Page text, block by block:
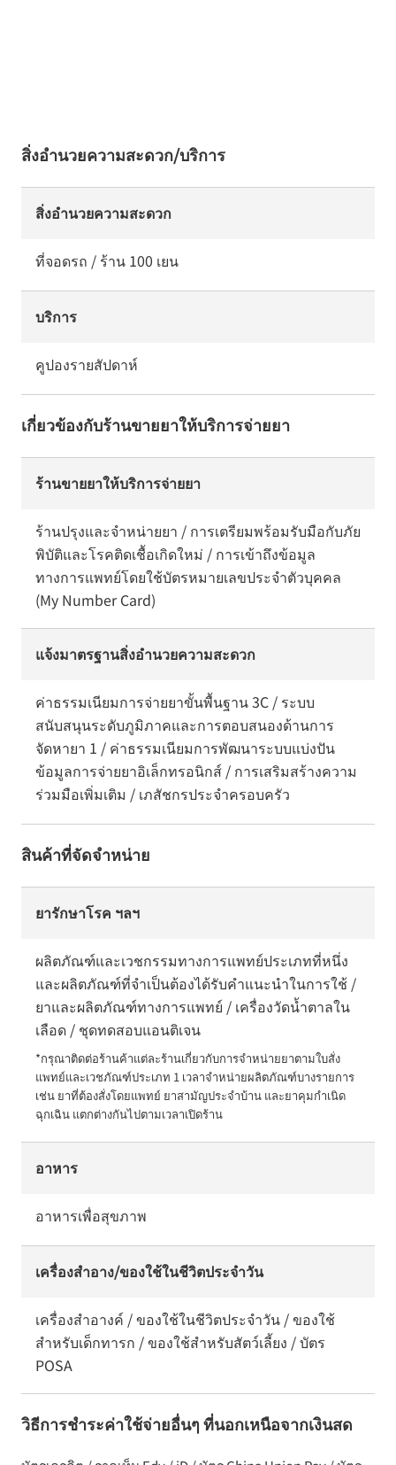
สิ่งอำนวยความสะดวก/บริการ
สิ่งอำนวยความสะดวก
ที่จอดรถ / ร้าน 100 เยน
บริการ
คูปองรายสัปดาห์
เกี่ยวข้องกับร้านขายยาให้บริการจ่ายยา
ร้านขายยาให้บริการจ่ายยา
ร้านปรุงและจำหน่ายยา / การเตรียมพร้อมรับมือกับภัย
พิบัติและโรคติดเชื้อเกิดใหม่ / การเข้าถึงข้อมูล
ทางการแพทย์โดยใช้บัตรหมายเลขประจำตัวบุคคล
(My Number Card)
แจ้งมาตรฐานสิ่งอำนวยความสะดวก
ค่าธรรมเนียมการจ่ายยาขั้นพื้นฐาน 3C / ระบบ
สนับสนุนระดับภูมิภาคและการตอบสนองด้านการ
จัดหายา 1 / ค่าธรรมเนียมการพัฒนาระบบแบ่งปัน
ข้อมูลการจ่ายยาอิเล็กทรอนิกส์ / การเสริมสร้างความ
ร่วมมือเพิ่มเติม / เภสัชกรประจำครอบครัว
สินค้าที่จัดจำหน่าย
ยารักษาโรค ฯลฯ
ผลิตภัณฑ์และเวชกรรมทางการแพทย์ประเภทที่หนึ่ง
และผลิตภัณฑ์ที่จำเป็นต้องได้รับคำแนะนำในการใช้ /
ยาและผลิตภัณฑ์ทางการแพทย์ / เครื่องวัดน้ำตาลใน
เลือด / ชุดทดสอบแอนติเจน
*กรุณาติดต่อร้านค้าแต่ละร้านเกี่ยวกับการจำหน่ายยาตามใบสั่ง
แพทย์และเวชภัณฑ์ประเภท 1 เวลาจำหน่ายผลิตภัณฑ์บางรายการ
เช่น ยาที่ต้องสั่งโดยแพทย์ ยาสามัญประจำบ้าน และยาคุมกำเนิด
ฉุกเฉิน แตกต่างกันไปตามเวลาเปิดร้าน
อาหาร
อาหารเพื่อสุขภาพ
เครื่องสำอาง/ของใช้ในชีวิตประจำวัน
เครื่องสำอางค์ / ของใช้ในชีวิตประจำวัน / ของใช้
สำหรับเด็กทารก / ของใช้สำหรับสัตว์เลี้ยง / บัตร
POSA
วิธีการชำระค่าใช้จ่ายอื่นๆ ที่นอกเหนือจากเงินสด